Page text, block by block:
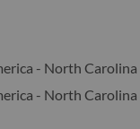
- North
- North